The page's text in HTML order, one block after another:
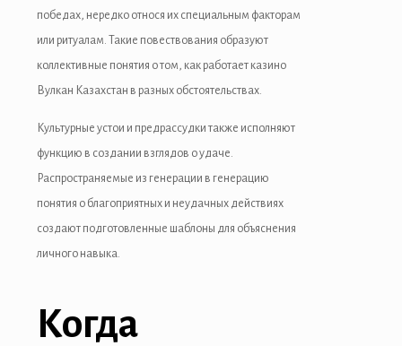
победах, нередко относя их специальным факторам
или ритуалам. Такие повествования образуют
коллективные понятия о том, как работает казино
Вулкан Казахстан в разных обстоятельствах.
Культурные устои и предрассудки также исполняют
функцию в создании взглядов о удаче.
Распространяемые из генерации в генерацию
понятия о благоприятных и неудачных действиях
создают подготовленные шаблоны для объяснения
личного навыка.
Когда